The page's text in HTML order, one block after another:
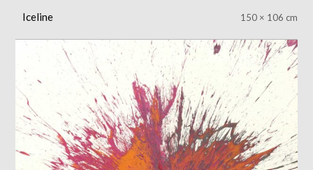
Iceline 150 × 106 cm